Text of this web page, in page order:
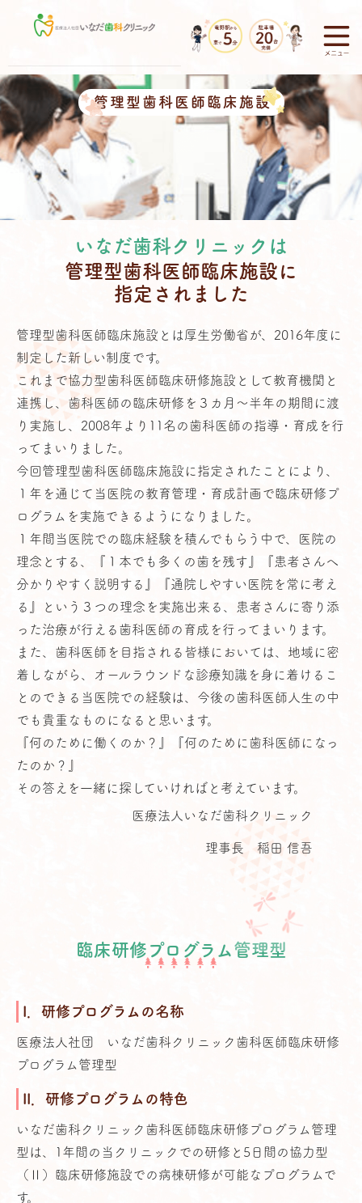
管理型歯科医師臨床施設
いなだ歯科クリニックは
管理型歯科医師臨床施設に
指定されました
管理型歯科医師臨床施設とは厚生労働省が、2016年度に
制定した新しい制度です。
これまで協力型歯科医師臨床研修施設として教育機関と
連携し、歯科医師の臨床研修を３カ月～半年の期間に渡
り実施し、2008年より11名の歯科医師の指導・育成を行
ってまいりました。
今回管理型歯科医師臨床施設に指定されたことにより、
１年を通じて当医院の教育管理・育成計画で臨床研修プ
ログラムを実施できるようになりました。
１年間当医院での臨床経験を積んでもらう中で、医院の
理念とする、『１本でも多くの歯を残す』『患者さんへ
分かりやすく説明する』『通院しやすい医院を常に考え
る』という３つの理念を実施出来る、患者さんに寄り添
った治療が行える歯科医師の育成を行ってまいります。
また、歯科医師を目指される皆様においては、地域に密
着しながら、オールラウンドな診療知識を身に着けるこ
とのできる当医院での経験は、今後の歯科医師人生の中
でも貴重なものになると思います。
『何のために働くのか？』『何のために歯科医師になっ
たのか？』
その答えを一緒に探していければと考えています。
医療法人いなだ歯科クリニック
理事長 稲田 信吾
臨床研修プログラム管理型
I．研修プログラムの名称
医療法人社団 いなだ歯科クリニック歯科医師臨床研修
プログラム管理型
II．研修プログラムの特色
いなだ歯科クリニック歯科医師臨床研修プログラム管理
型は、1年間の当クリニックでの研修と5日間の協力型
（Ⅱ）臨床研修施設での病棟研修が可能なプログラムで
す。